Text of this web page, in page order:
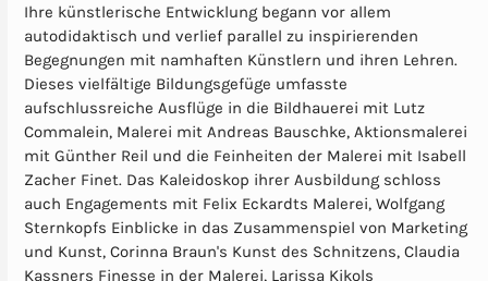
Ihre künstlerische Entwicklung begann vor allem
autodidaktisch und verlief parallel zu inspirierenden
Begegnungen mit namhaften Künstlern und ihren Lehren.
Dieses vielfältige Bildungsgefüge umfasste
aufschlussreiche Ausflüge in die Bildhauerei mit Lutz
Commalein, Malerei mit Andreas Bauschke, Aktionsmalerei
mit Günther Reil und die Feinheiten der Malerei mit Isabell
Zacher Finet. Das Kaleidoskop ihrer Ausbildung schloss
auch Engagements mit Felix Eckardts Malerei, Wolfgang
Sternkopfs Einblicke in das Zusammenspiel von Marketing
und Kunst, Corinna Braun's Kunst des Schnitzens, Claudia
Kassners Finesse in der Malerei, Larissa Kikols